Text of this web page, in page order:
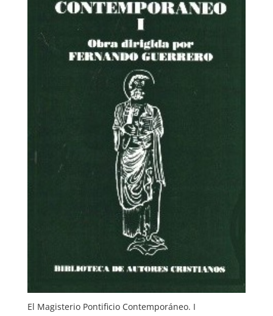
El Magisterio Pontificio Contemporáneo. I